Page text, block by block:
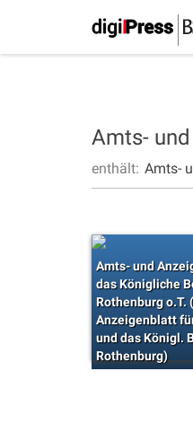
Amts-
enthält: Amts-
Amts- und
das Königliche
Rothenburg o.T.
Anzeigenblatt
und das Königl.
Rothenburg)